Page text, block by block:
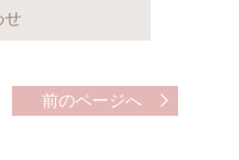
前のページへ